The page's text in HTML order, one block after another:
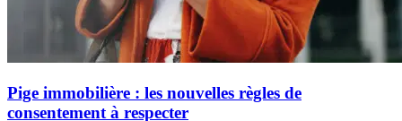
Pige immobilière : les nouvelles règles de
consentement à respecter